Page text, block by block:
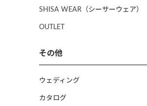
SHISA WEAR（シーサーウェア）
OUTLET
その他
ウェディング
カタログ